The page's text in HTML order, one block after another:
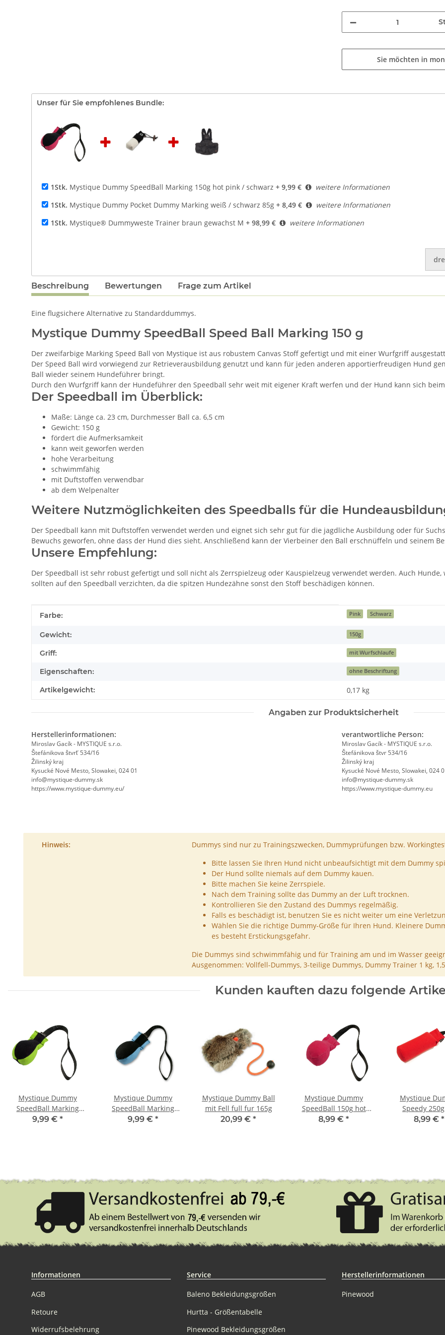
Sie möchten in
Unser für Sie empfohlenes Bundle:
1Stk. Mystique Dummy SpeedBall Marking 150g hot pink / schwarz + 9,99 €
weitere Informationen
1Stk. Mystique Dummy Pocket Dummy Marking weiß / schwarz 85g + 8,49 €
weitere Informationen
1Stk. Mystique® Dummyweste Trainer braun gewachst M + 98,99 €
weitere Informationen
Beschreibung Bewertungen Frage zum Artikel
Eine flugsichere Alternative zu Standarddummys.
Mystique Dummy SpeedBall Speed Ball Marking 150 g
Der zweifarbige Marking Speed Ball von Mystique ist aus robustem Canvas Stoff gefertigt und mit einer Wurfgriff
Der Speed Ball wird vorwiegend zur Retrieverausbildung genutzt und kann für jeden anderen apportierfreudigen Hund
Ball wieder seinem Hundeführer bringt.
Durch den Wurfgriff kann der Hundeführer den Speedball sehr weit mit eigener Kraft werfen und der Hund kann sich
Der Speedball im Überblick:
Maße: Länge ca. 23 cm, Durchmesser Ball ca. 6,5 cm
Gewicht: 150 g
fördert die Aufmerksamkeit
kann weit geworfen werden
hohe Verarbeitung
schwimmfähig
mit Duftstoffen verwendbar
ab dem Welpenalter
Weitere Nutzmöglichkeiten des Speedballs für die
Der Speedball kann mit Duftstoffen verwendet werden und eignet sich sehr gut für die jagdliche Ausbildung oder für
Bewuchs geworfen, ohne dass der Hund dies sieht. Anschließend kann der Vierbeiner den Ball erschnüffeln und seinem
Unsere Empfehlung:
Der Speedball ist sehr robust gefertigt und soll nicht als Zerrspielzeug oder Kauspielzeug verwendet werden. Auch
sollten auf den Speedball verzichten, da die spitzen Hundezähne sonst den Stoff beschädigen können.
Produkteigenschaft
Wert
Farbe: Pink Schwarz
Gewicht: 150g
Griff: mit Wurfschlaufe
Eigenschaften: ohne Beschriftung
Artikelgewicht: 0,17 kg
Angaben zur Produktsicherheit
Herstellerinformationen:
Miroslav Gacík - MYSTIQUE s.r.o.
Štefánikova štvrť 534/16
Žilinský kraj
Kysucké Nové Mesto, Slowakei, 024 01
info@mystique-dummy.sk
https://www.mystique-dummy.eu/
verantwortliche Person:
Miroslav Gacík - MYSTIQUE s.r.o.
Štefánikova štvr 534/16
Žilinský kraj
Kysucké Nové Mesto, Slowakei, 024
info@mystique-dummy.sk
https://www.mystique-dummy.eu
Hinweis:
Dummys sind nur zu Trainingszwecken, Dummyprüfungen bzw.
Bitte lassen Sie Ihren Hund nicht unbeaufsichtigt mit dem Dummy
Der Hund sollte niemals auf dem Dummy kauen.
Bitte machen Sie keine Zerrspiele.
Nach dem Training sollte das Dummy an der Luft trocknen.
Kontrollieren Sie den Zustand des Dummys regelmäßig.
Falls es beschädigt ist, benutzen Sie es nicht weiter um eine
Wählen Sie die richtige Dummy-Größe für Ihren Hund. Kleinere
es besteht Erstickungsgefahr.
Die Dummys sind schwimmfähig und für Training am und im Wasser
Ausgenommen: Vollfell-Dummys, 3-teilige Dummys, Dummy Trainer 1 kg,
Kunden kauften dazu folgende
Mystique Dummy
SpeedBall Marking
150g neon grün /
9,99 € *
Mystique Dummy
SpeedBall Marking
150g schwarz / hellblau
9,99 € *
Mystique Dummy Ball
mit Fell full fur 165g
20,99 € *
Mystique Dummy
SpeedBall 150g hot
pink
8,99 € *
Mystique
Speedy
8,99 € *
Informationen
AGB
Retoure
Widerrufsbelehrung
Service
Baleno Bekleidungsgrößen
Hurtta - Größentabelle
Pinewood Bekleidungsgrößen
Herstellerinformationen
Pinewood